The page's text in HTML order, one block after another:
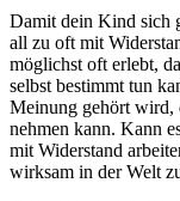
Damit dein Kind sich
all zu oft mit
möglichst oft erlebt,
selbst bestimmt tun
Meinung gehört wird,
nehmen kann. Kann
mit Widerstand
wirksam in der Welt